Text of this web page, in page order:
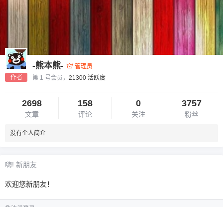
作者
-熊本熊-
管理员
第 1 号会员， 21300 活跃度
2698
文章
158
评论
0
关注
3757
粉丝
没有个人简介
嗨! 新朋友
欢迎您新朋友！